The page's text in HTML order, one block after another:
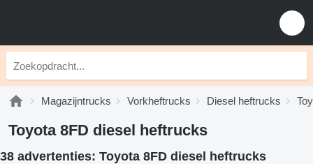
Magazijntrucks Vorkheftrucks Diesel heftrucks
Toyota 8FD diesel heftrucks
38 advertenties: Toyota 8FD diesel heftrucks